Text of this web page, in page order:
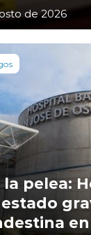
de 2026
pelea: